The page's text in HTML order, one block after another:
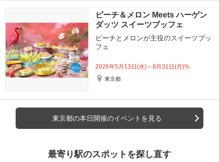
ピーチ＆メロン Meets ハーゲン
ダッツ スイーツブッフェ
ピーチとメロンが主役のスイーツブッ
フェ
2026年5月13日(水)～8月31日(月)%
東京都
東京都の本日開催のイベントを見る
最寄り駅のスポットを探し直す